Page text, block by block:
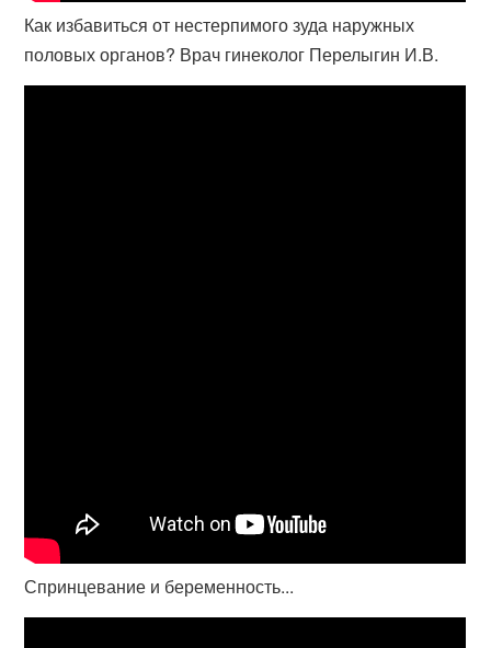
Как избавиться от нестерпимого зуда наружных
половых органов? Врач гинеколог Перелыгин И.В.
Спринцевание и беременность...